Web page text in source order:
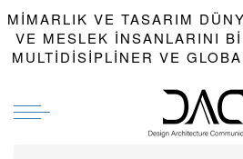
MIMARLIK VE TASARIM
VE MESLEK INSANLARINI
MULTIDISIPLINER VE